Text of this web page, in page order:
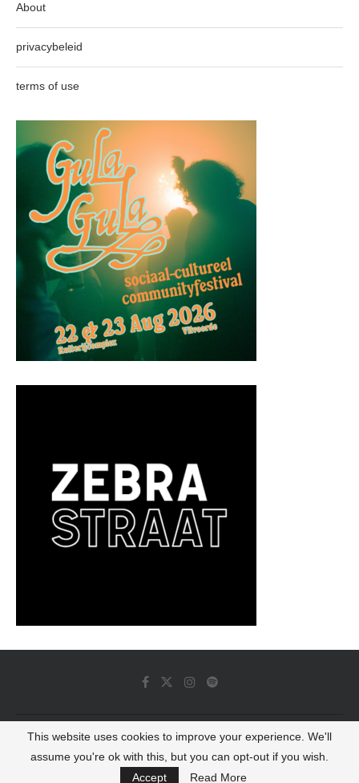
About
privacybeleid
terms of use
© 2022 - Luminous Dash All Rights Reserved
BACK TO TOP
This website uses cookies to improve your experience. We'll
assume you're ok with this, but you can opt-out if you wish.
Accept
Read More